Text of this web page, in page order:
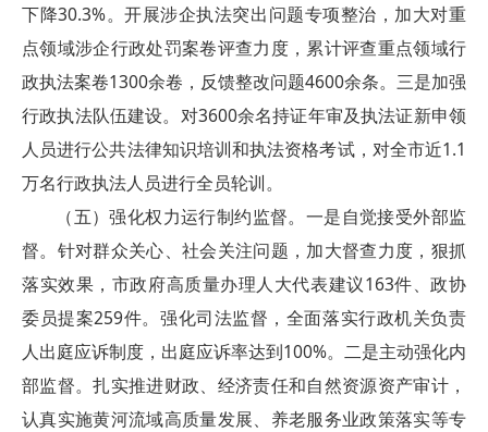
下降30.3%。开展涉企执法突出问题专项整治，加大对重
点领域涉企行政处罚案卷评查力度，累计评查重点领域行
政执法案卷1300余卷，反馈整改问题4600余条。三是加强
行政执法队伍建设。对3600余名持证年审及执法证新申领
人员进行公共法律知识培训和执法资格考试，对全市近1.1
万名行政执法人员进行全员轮训。
（五）强化权力运行制约监督。一是自觉接受外部监
督。针对群众关心、社会关注问题，加大督查力度，狠抓
落实效果，市政府高质量办理人大代表建议163件、政协
委员提案259件。强化司法监督，全面落实行政机关负责
人出庭应诉制度，出庭应诉率达到100%。二是主动强化内
部监督。扎实推进财政、经济责任和自然资源资产审计，
认真实施黄河流域高质量发展、养老服务业政策落实等专